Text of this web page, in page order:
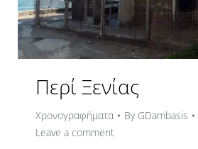
Περί Ξενίας
Χρονογραφήματα By GDambasis
Leave a comment